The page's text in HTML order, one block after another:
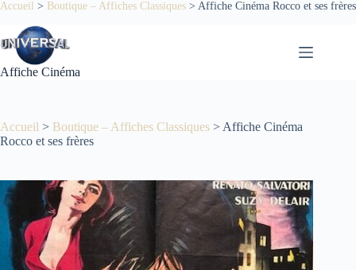
Passer
contenu
Accueil > Boutique – Affiches Classiques > Affiche Cinéma Rocco et ses frères
Affiche Cinéma
Accueil > Boutique – Affiches Classiques > Affiche Cinéma
Rocco et ses frères